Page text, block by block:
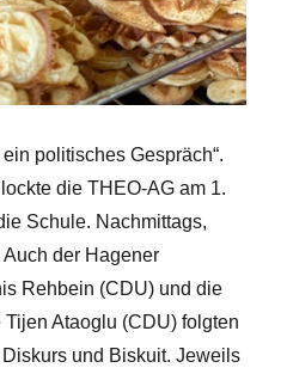
politisches Gespräch“.
die THEO-AG am 1.
Schule. Nachmittags,
der Hagener
Rehbein (CDU) und die
Ataoglu (CDU) folgten
und Biskuit. Jeweils